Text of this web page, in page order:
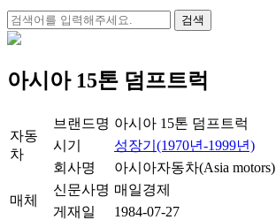
검
색:
아시아 15톤 덤프트럭
자동
차
브랜드명 아시아 15톤 덤프트럭
시기
성장기(1970년-1999년)
회사명
아시아자동차(Asia motors)
매체
신문사명 매일경제
게재일
1984-07-27